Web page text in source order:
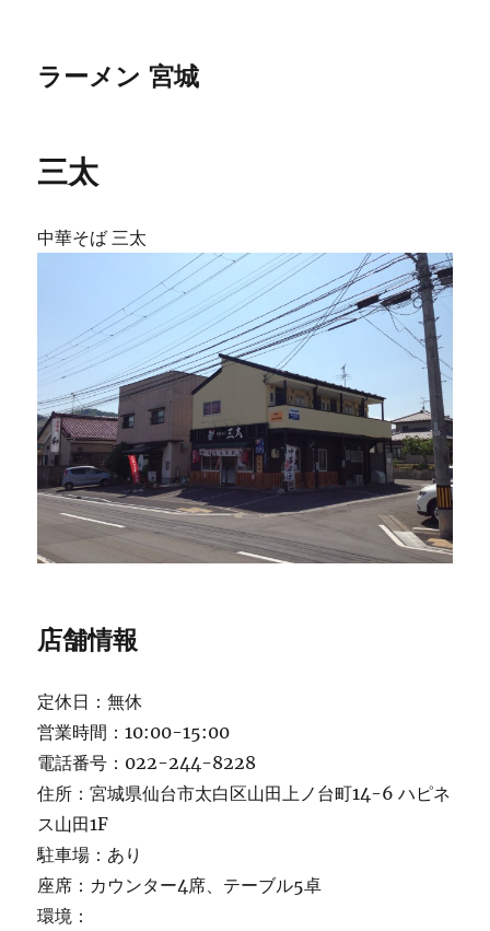
ラーメン 宮城
三太
中華そば 三太
店舗情報
定休日：無休
営業時間：10:00-15:00
電話番号：022-244-8228
住所：宮城県仙台市太白区山田上ノ台町14-6 ハピネ
ス山田1F
駐車場：あり
座席：カウンター4席、テーブル5卓
環境：